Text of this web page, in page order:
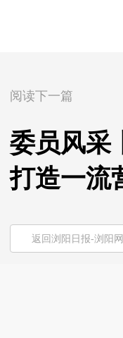
阅读下一篇
委员风采
打造一流
返回浏阳日报-浏阳